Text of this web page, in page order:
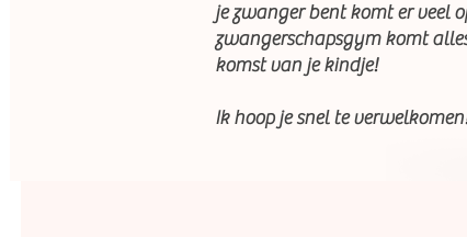
je zwanger bent komt er veel
zwangerschapsgym komt
komst van je kindje!
Ik hoop je snel te